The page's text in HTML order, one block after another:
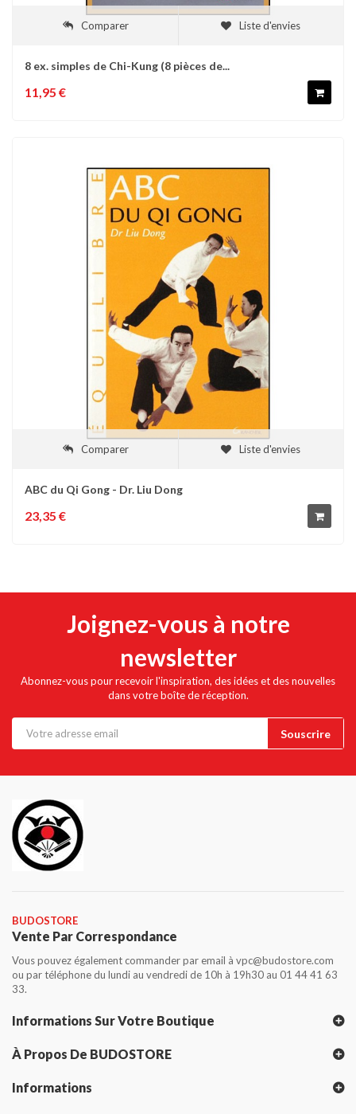
Comparer Liste d'envies
8 ex. simples de Chi-Kung (8 pièces de...
11,95 €
Comparer Liste d'envies
ABC du Qi Gong - Dr. Liu Dong
23,35 €
Joignez-vous à notre
newsletter
Abonnez-vous pour recevoir l'inspiration, des idées et des nouvelles
dans votre boîte de réception.
BUDOSTORE
Vente Par Correspondance
Vous pouvez également commander par email à vpc@budostore.com
ou par téléphone du lundi au vendredi de 10h à 19h30 au 01 44 41 63
33.
Informations Sur Votre Boutique
À Propos De BUDOSTORE
Informations